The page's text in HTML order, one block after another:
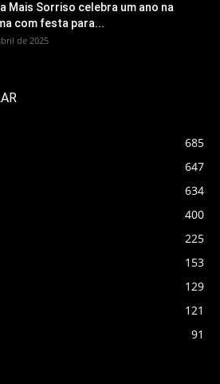
Mais Sorriso celebra um ano na
com festa para...
de 2025
685
647
634
400
225
153
129
121
91